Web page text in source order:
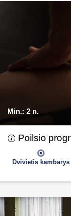
Min.: 2 n.
Poilsio
Dvivietis kambarys